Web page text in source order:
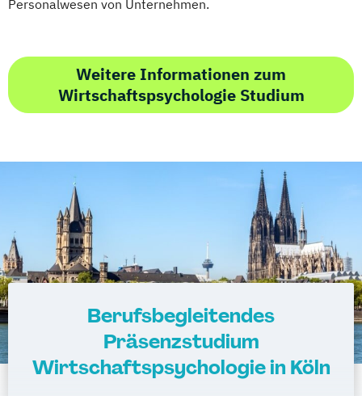
Personalwesen von Unternehmen.
Weitere Informationen zum
Wirtschaftspsychologie Studium
Berufsbegleitendes
Präsenzstudium
Wirtschaftspsychologie in Köln